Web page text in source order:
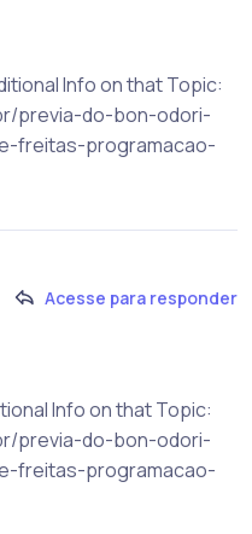
Info on that Topic:
previa-do-bon-odori-
freitas-programacao-
Acesse para responder
Info on that Topic:
previa-do-bon-odori-
freitas-programacao-